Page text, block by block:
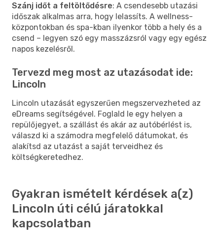
Szánj időt a feltöltődésre: A csendesebb utazási
időszak alkalmas arra, hogy lelassíts. A wellness-
központokban és spa-kban ilyenkor több a hely és a
csend – legyen szó egy masszázsról vagy egy egész
napos kezelésről.
Tervezd meg most az utazásodat ide:
Lincoln
Lincoln utazását egyszerűen megszervezheted az
eDreams segítségével. Foglald le egy helyen a
repülőjegyet, a szállást és akár az autóbérlést is,
válaszd ki a számodra megfelelő dátumokat, és
alakítsd az utazást a saját terveidhez és
költségkeretedhez.
Gyakran ismételt kérdések a(z)
Lincoln úti célú járatokkal
kapcsolatban